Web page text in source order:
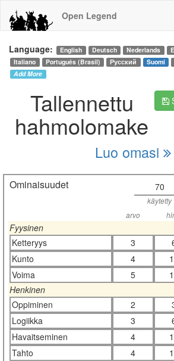
Open Legend
Language: English Deutsch Nederlands
Italiano
Português (Brasil) Русский Suomi
Add More
Tallennettu
hahmolomake
Luo omasi
Ominaisuudet 70
käytetty
arvo
Fyysinen
Ketteryys
3
Kunto
4
Voima
5
Henkinen
Oppiminen
2
Logiikka
3
Havaitseminen
4
Tahto
4